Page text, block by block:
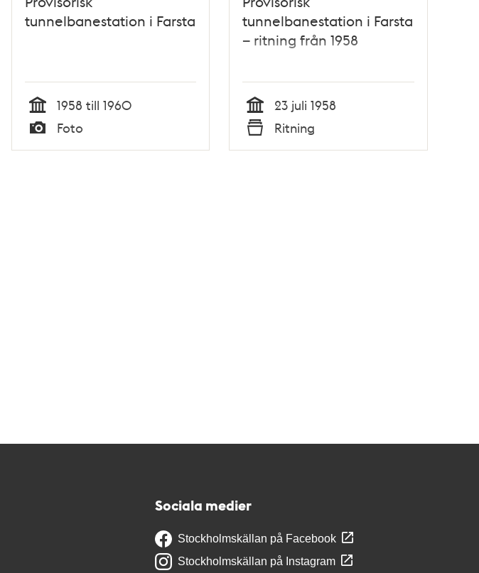
tunnelbanestation i Farsta
Tid
1958 till 1960
Typ
Foto
tunnelbanestation i Farsta
– ritning från 1958
Tid
23 juli 1958
Typ
Ritning
Sociala medier
Stockholmskällan på Facebook
Stockholmskällan på Instagram